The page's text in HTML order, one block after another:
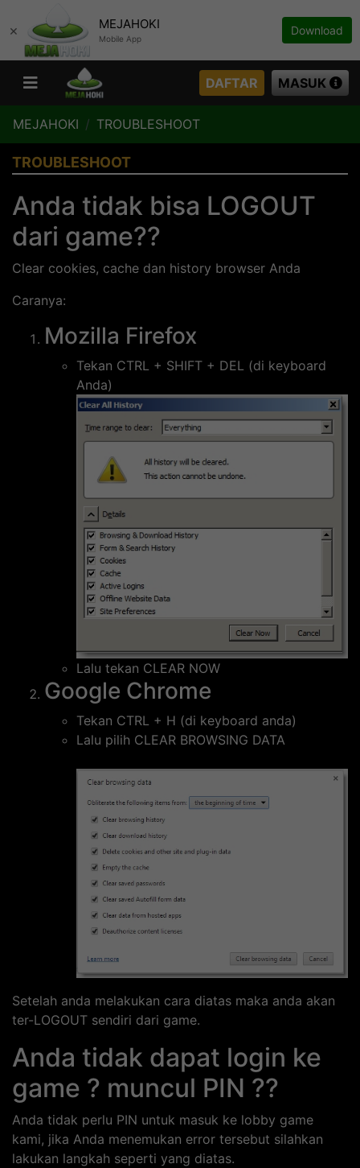
× MEJAHOKI
Mobile App
Download
DAFTAR MASUK
MEJAHOKI TROUBLESHOOT
TROUBLESHOOT
Anda tidak bisa LOGOUT
dari game??
Clear cookies, cache dan history browser Anda
Caranya:
Mozilla Firefox
Tekan CTRL + SHIFT + DEL (di keyboard
Anda)
Lalu tekan CLEAR NOW
Google Chrome
Tekan CTRL + H (di keyboard anda)
Lalu pilih CLEAR BROWSING DATA
Setelah anda melakukan cara diatas maka anda akan
ter-LOGOUT sendiri dari game.
Anda tidak dapat login ke
game ? muncul PIN ??
Anda tidak perlu PIN untuk masuk ke lobby game
kami, jika Anda menemukan error tersebut silahkan
lakukan langkah seperti yang diatas.